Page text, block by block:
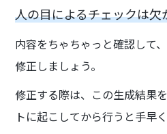
人の目によるチェックは欠
内容をちゃちゃっと確認して
修正しましょう。
修正する際は、この生成結果
トに起こしてから行うと手早